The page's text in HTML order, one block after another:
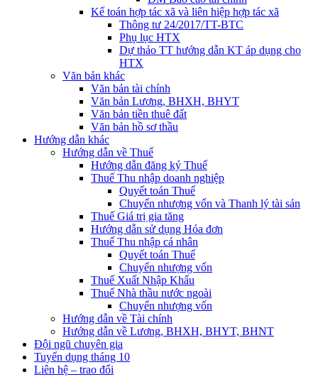
Kế toán hợp tác xã và liên hiệp hợp tác xã
Thông tư 24/2017/TT-BTC
Phụ lục HTX
Dự thảo TT hướng dẫn KT áp dụng cho
HTX
Văn bản khác
Văn bản tài chính
Văn bản Lương, BHXH, BHYT
Văn bản tiền thuê đất
Văn bản hồ sơ thầu
Hướng dẫn khác
Hướng dẫn về Thuế
Hướng dẫn đăng ký Thuế
Thuế Thu nhập doanh nghiệp
Quyết toán Thuế
Chuyển nhượng vốn và Thanh lý tài sản
Thuế Giá trị gia tăng
Hướng dẫn sử dụng Hóa đơn
Thuế Thu nhập cá nhân
Quyết toán Thuế
Chuyển nhượng vốn
Thuế Xuất Nhập Khẩu
Thuế Nhà thầu nước ngoài
Chuyển nhượng vốn
Hướng dẫn về Tài chính
Hướng dẫn về Lương, BHXH, BHYT, BHNT
Đội ngũ chuyên gia
Tuyển dụng tháng 10
Liên hệ – trao đổi